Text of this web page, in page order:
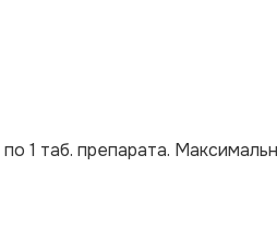
1 таб. препарата.